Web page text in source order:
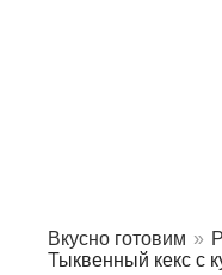
Вкусно готовим »
Тыквенный кекс с